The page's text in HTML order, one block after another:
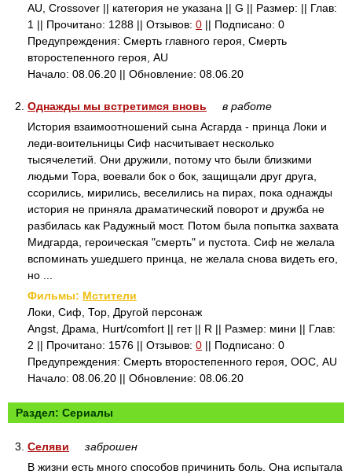
AU, Crossover || категория не указана || G || Размер: || Глав:
1 || Прочитано: 1288 || Отзывов: 0 || Подписано: 0
Предупреждения: Смерть главного героя, Смерть
второстепенного героя, AU
Начало: 08.06.20 || Обновление: 08.06.20
2. Однажды мы встретимся вновь
в работе
История взаимоотношений сына Асгарда - принца Локи и
леди-воительницы Сиф насчитывает несколько
тысячелетий. Они дружили, потому что были близкими
людьми Тора, воевали бок о бок, защищали друг друга,
ссорились, мирились, веселились на пирах, пока однажды
история не приняла драматический поворот и дружба не
разбилась как Радужный мост. Потом была попытка захвата
Мидгарда, героическая "смерть" и пустота. Сиф не желала
вспоминать ушедшего принца, не желала снова видеть его,
но ...
Фильмы: Мстители
Локи, Сиф, Тор, Другой персонаж
Angst, Драма, Hurt/comfort || гет || R || Размер: мини || Глав:
2 || Прочитано: 1576 || Отзывов: 0 || Подписано: 0
Предупреждения: Смерть второстепенного героя, ООС, AU
Начало: 08.06.20 || Обновление: 08.06.20
Раздел: Сериалы
3. Селяви
заброшен
В жизни есть много способов причинить боль. Она испытала